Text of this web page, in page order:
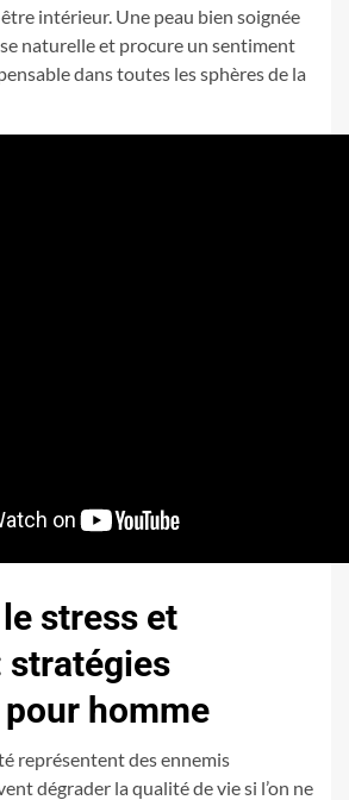
intérieur. Une peau bien soignée
naturelle et procure un sentiment
dans toutes les sphères de la
stress et
stratégies
homme
représentent des ennemis
dégrader la qualité de vie si l’on ne